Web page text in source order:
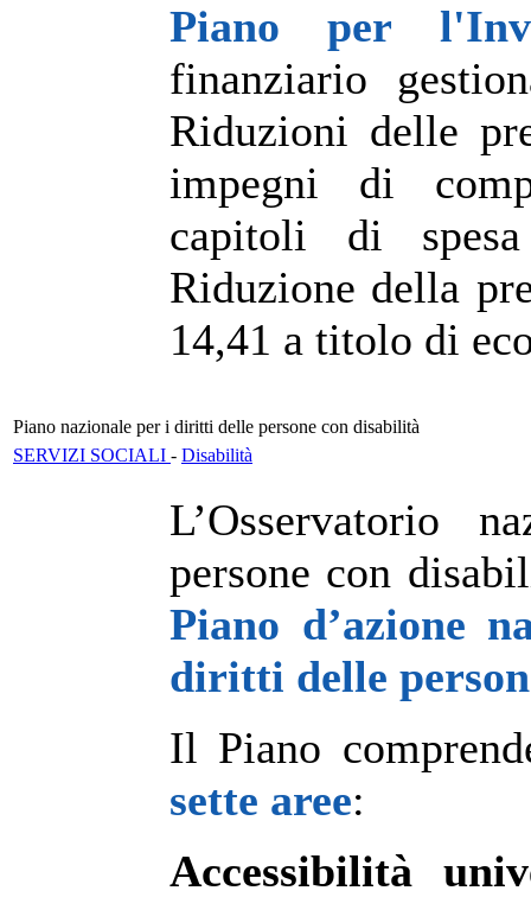
Piano per
finanziario
Riduzioni delle
impegni di
capitoli di
Riduzione della
14,41 a titolo di
Piano nazionale per i diritti delle persone con disabilità
SERVIZI SOCIALI - Disabilità
L’Osservatorio
persone con
Piano d’azione
diritti delle
Il Piano
sette aree:
Accessibilità